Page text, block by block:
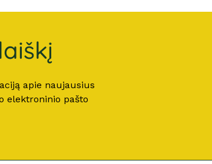
apie naujausius
elektroninio pašto